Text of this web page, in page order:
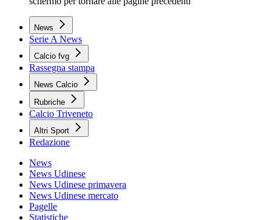
News
Serie A News
Calcio fvg
Rassegna stampa
News Calcio
Rubriche
Calcio Triveneto
Altri Sport
Redazione
News
News Udinese
News Udinese primavera
News Udinese mercato
Pagelle
Statistiche